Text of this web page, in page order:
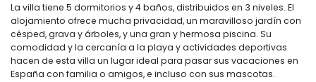
La villa tiene 5 dormitorios y 4 baños, distribuidos en 3 niveles. El
alojamiento ofrece mucha privacidad, un maravilloso jardín con
césped, grava y árboles, y una gran y hermosa piscina. Su
comodidad y la cercanía a la playa y actividades deportivas
hacen de esta villa un lugar ideal para pasar sus vacaciones en
España con familia o amigos, e incluso con sus mascotas.